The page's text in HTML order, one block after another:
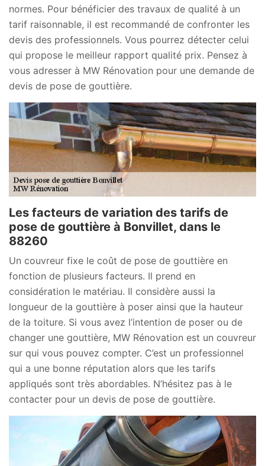
normes. Pour bénéficier des travaux de qualité à un
tarif raisonnable, il est recommandé de confronter les
devis des professionnels. Vous pourrez détecter celui
qui propose le meilleur rapport qualité prix. Pensez à
vous adresser à MW Rénovation pour une demande de
devis de pose de gouttière.
Les facteurs de variation des tarifs de
pose de gouttière à Bonvillet, dans le
88260
Un couvreur fixe le coût de pose de gouttière en
fonction de plusieurs facteurs. Il prend en
considération le matériau. Il considère aussi la
longueur de la gouttière à poser ainsi que la hauteur
de la toiture. Si vous avez l’intention de poser ou de
changer une gouttière, MW Rénovation est un couvreur
sur qui vous pouvez compter. C’est un professionnel
qui a une bonne réputation alors que les tarifs
appliqués sont très abordables. N’hésitez pas à le
contacter pour un devis de pose de gouttière.